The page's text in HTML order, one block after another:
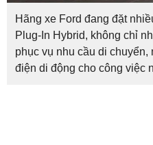
Hãng xe Ford đang đặt
Plug-In Hybrid, không chỉ
phục vụ nhu cầu di
điện di động cho công việc